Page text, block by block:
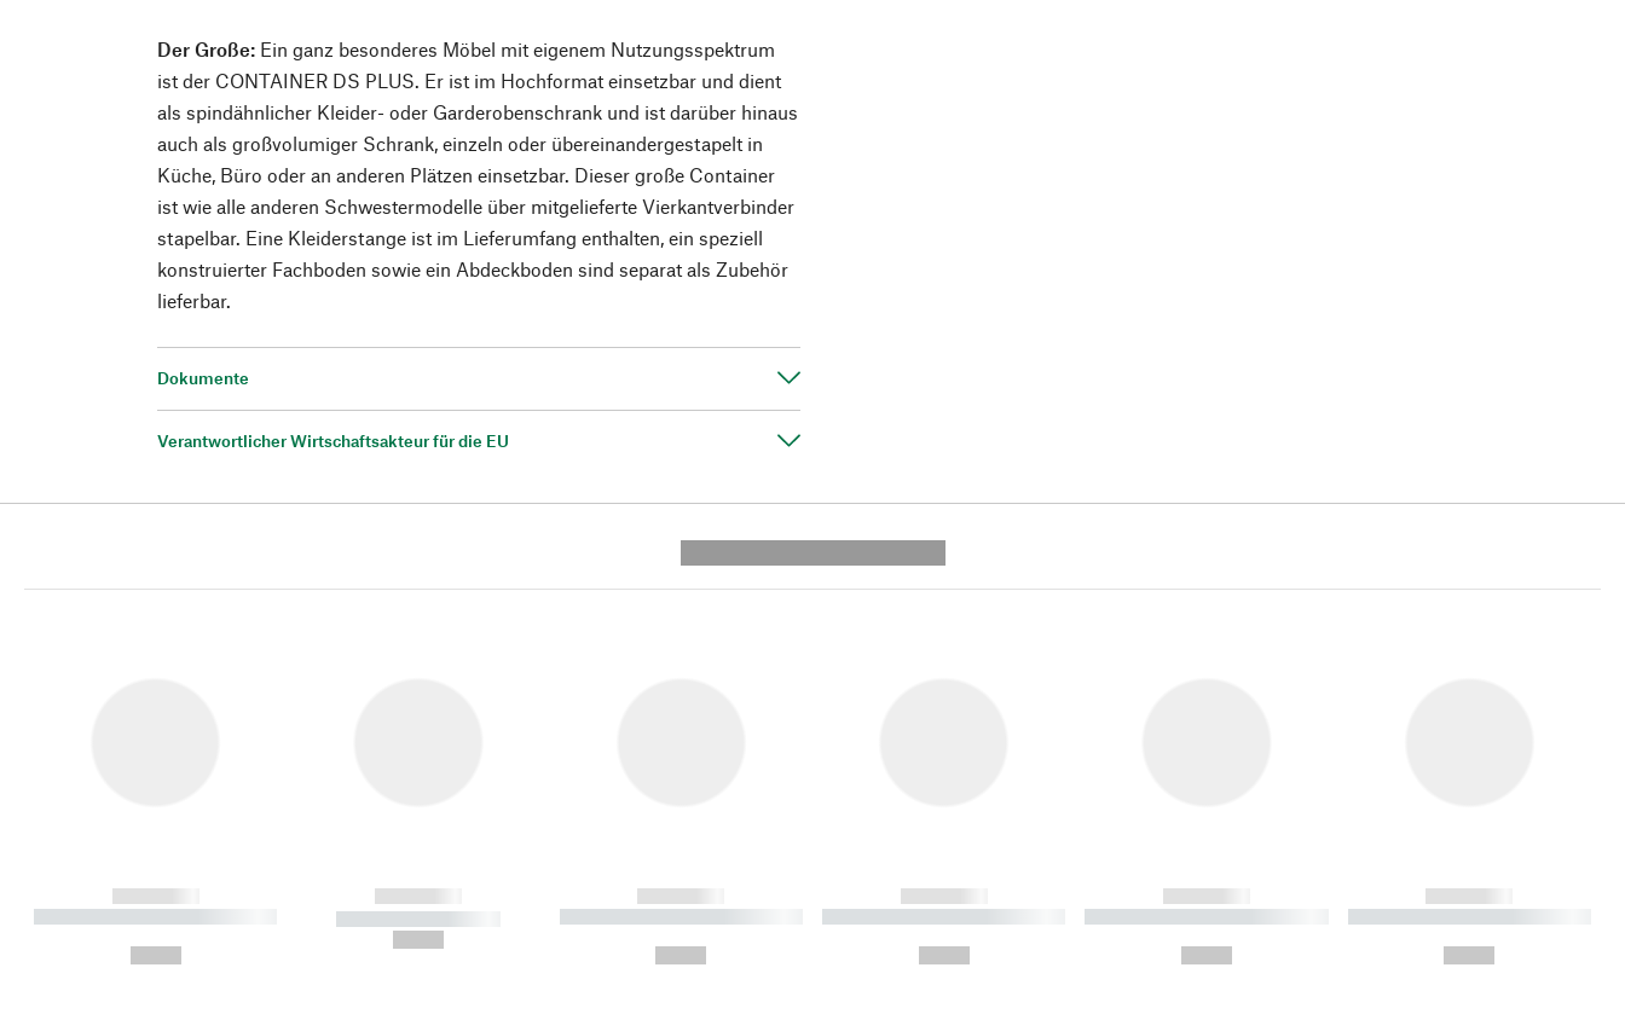
Der Große: Ein ganz besonderes Möbel mit eigenem Nutzungsspektrum
ist der CONTAINER DS PLUS. Er ist im Hochformat einsetzbar und dient
als spindähnlicher Kleider- oder Garderobenschrank und ist darüber hinaus
auch als großvolumiger Schrank, einzeln oder übereinandergestapelt in
Küche, Büro oder an anderen Plätzen einsetzbar. Dieser große Container
ist wie alle anderen Schwestermodelle über mitgelieferte Vierkantverbinder
stapelbar. Eine Kleiderstange ist im Lieferumfang enthalten, ein speziell
konstruierter Fachboden sowie ein Abdeckboden sind separat als Zubehör
lieferbar.
Dokumente
Verantwortlicher Wirtschaftsakteur für die EU
------------
----------- ----------- ----------
------------
----------- -----------
------------
----------- ----------- ----------
------------
----------- ----------- ----------
------------
----------- ----------- ----------
------------
----------- ----------- ----------